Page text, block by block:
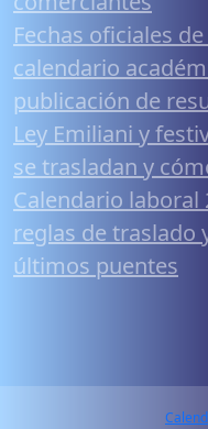
Fechas oficiales
calendario
publicación de
Ley Emiliani y
se trasladan y
Calendario laboral
reglas de traslado
últimos puentes